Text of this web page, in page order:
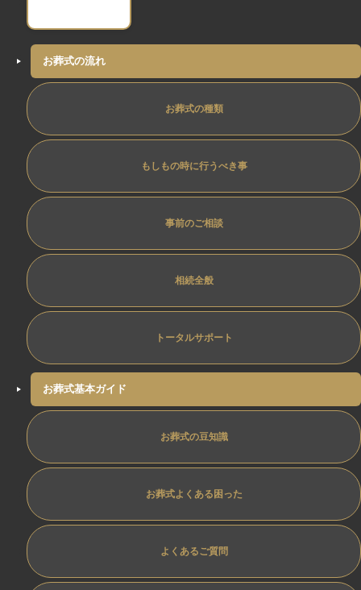
お葬式の流れ
お葬式の種類
もしもの時に行うべき事
事前のご相談
相続全般
トータルサポート
お葬式基本ガイド
お葬式の豆知識
お葬式よくある困った
よくあるご質問